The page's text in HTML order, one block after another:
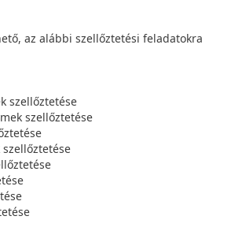
az alábbi szellőztetési feladatokra
szellőztetése
szellőztetése
szellőztetése